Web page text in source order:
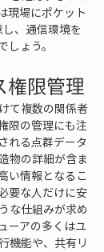
現場にポケット
、通信環境を
ょう。
権限管理
て複数の関係者
限の管理にも注
れる点群データ
物の詳細が含ま
い情報となるこ
要な人だけに安
な仕組みが求め
ーアの多くはユ
機能や、共有リ